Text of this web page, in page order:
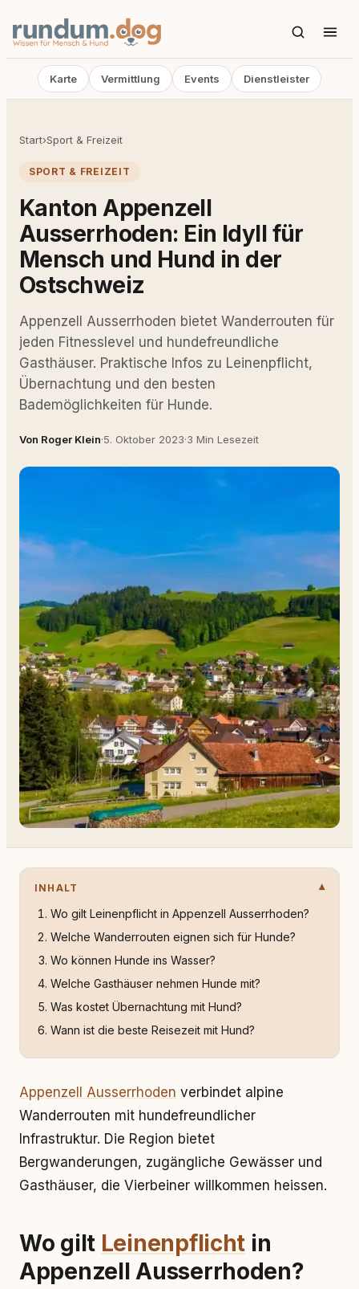
Karte Vermittlung Events Dienstleister
Start›Sport & Freizeit
SPORT & FREIZEIT
Kanton Appenzell
Ausserrhoden: Ein Idyll für
Mensch und Hund in der
Ostschweiz
Appenzell Ausserrhoden bietet Wanderrouten für
jeden Fitnesslevel und hundefreundliche
Gasthäuser. Praktische Infos zu Leinenpflicht,
Übernachtung und den besten
Bademöglichkeiten für Hunde.
Von Roger Klein·5. Oktober 2023·3 Min Lesezeit
INHALT
Wo gilt Leinenpflicht in Appenzell Ausserrhoden?
Welche Wanderrouten eignen sich für Hunde?
Wo können Hunde ins Wasser?
Welche Gasthäuser nehmen Hunde mit?
Was kostet Übernachtung mit Hund?
Wann ist die beste Reisezeit mit Hund?
Appenzell Ausserrhoden verbindet alpine
Wanderrouten mit hundefreundlicher
Infrastruktur. Die Region bietet
Bergwanderungen, zugängliche Gewässer und
Gasthäuser, die Vierbeiner willkommen heissen.
Wo gilt Leinenpflicht in
Appenzell Ausserrhoden?